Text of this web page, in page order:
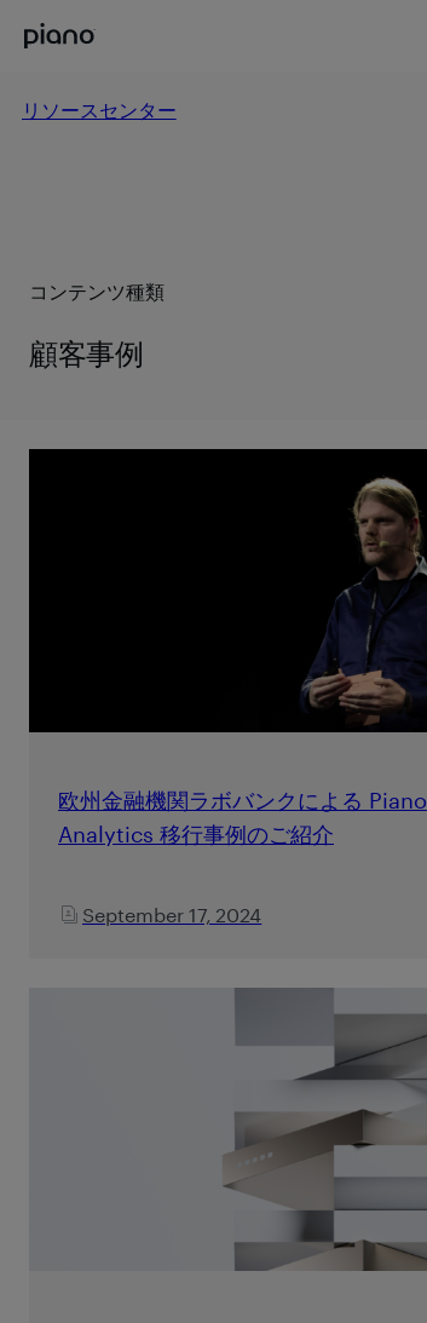
リソースセンター
コンテンツ種類
顧客事例
欧州金融機関ラボバンクによる Piano
Analytics 移行事例のご紹介
September 17, 2024